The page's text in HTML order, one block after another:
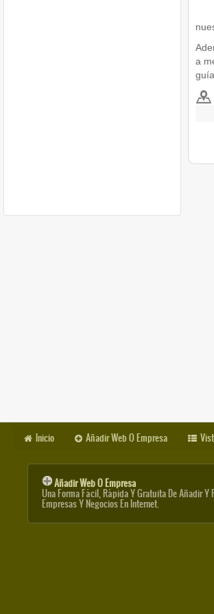
a
Inicio Añadir Web O Empresa
Añadir Web O Empresa
Una Forma Fácil, Rápida Y Gratuita De Añadir Y
Empresas Y Negocios En Internet.